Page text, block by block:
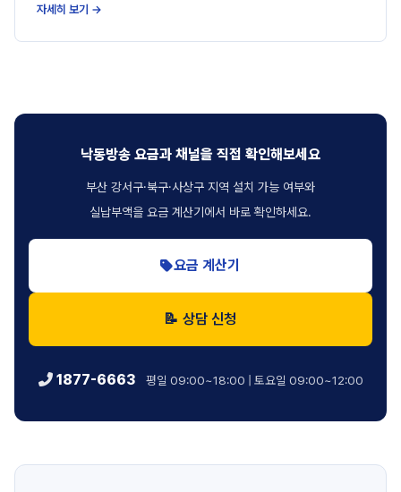
자세히 보기 →
낙동방송 요금과 채널을 직접 확인해보세요
부산 강서구·북구·사상구 지역 설치 가능 여부와
실납부액을 요금 계산기에서 바로 확인하세요.
요금 계산기
📝 상담 신청
1877-6663 평일 09:00~18:00 | 토요일 09:00~12:00